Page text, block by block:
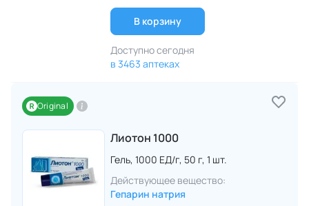
В корзину
Доступно сегодня
в 3463 аптеках
Original
Лиотон 1000
Гель, 1000 ЕД/г, 50 г, 1 шт.
Действующее вещество:
Гепарин натрия